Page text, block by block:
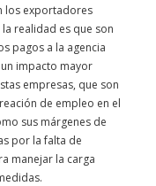
los exportadores
realidad es que son
pagos a la agencia
impacto mayor
empresas, que son
de empleo en el
sus márgenes de
por la falta de
manejar la carga